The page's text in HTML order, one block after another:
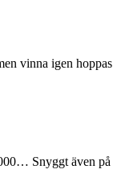
vinna igen hoppas
Snyggt även på